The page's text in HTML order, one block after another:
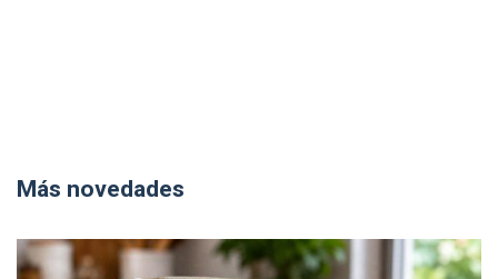
Más novedades